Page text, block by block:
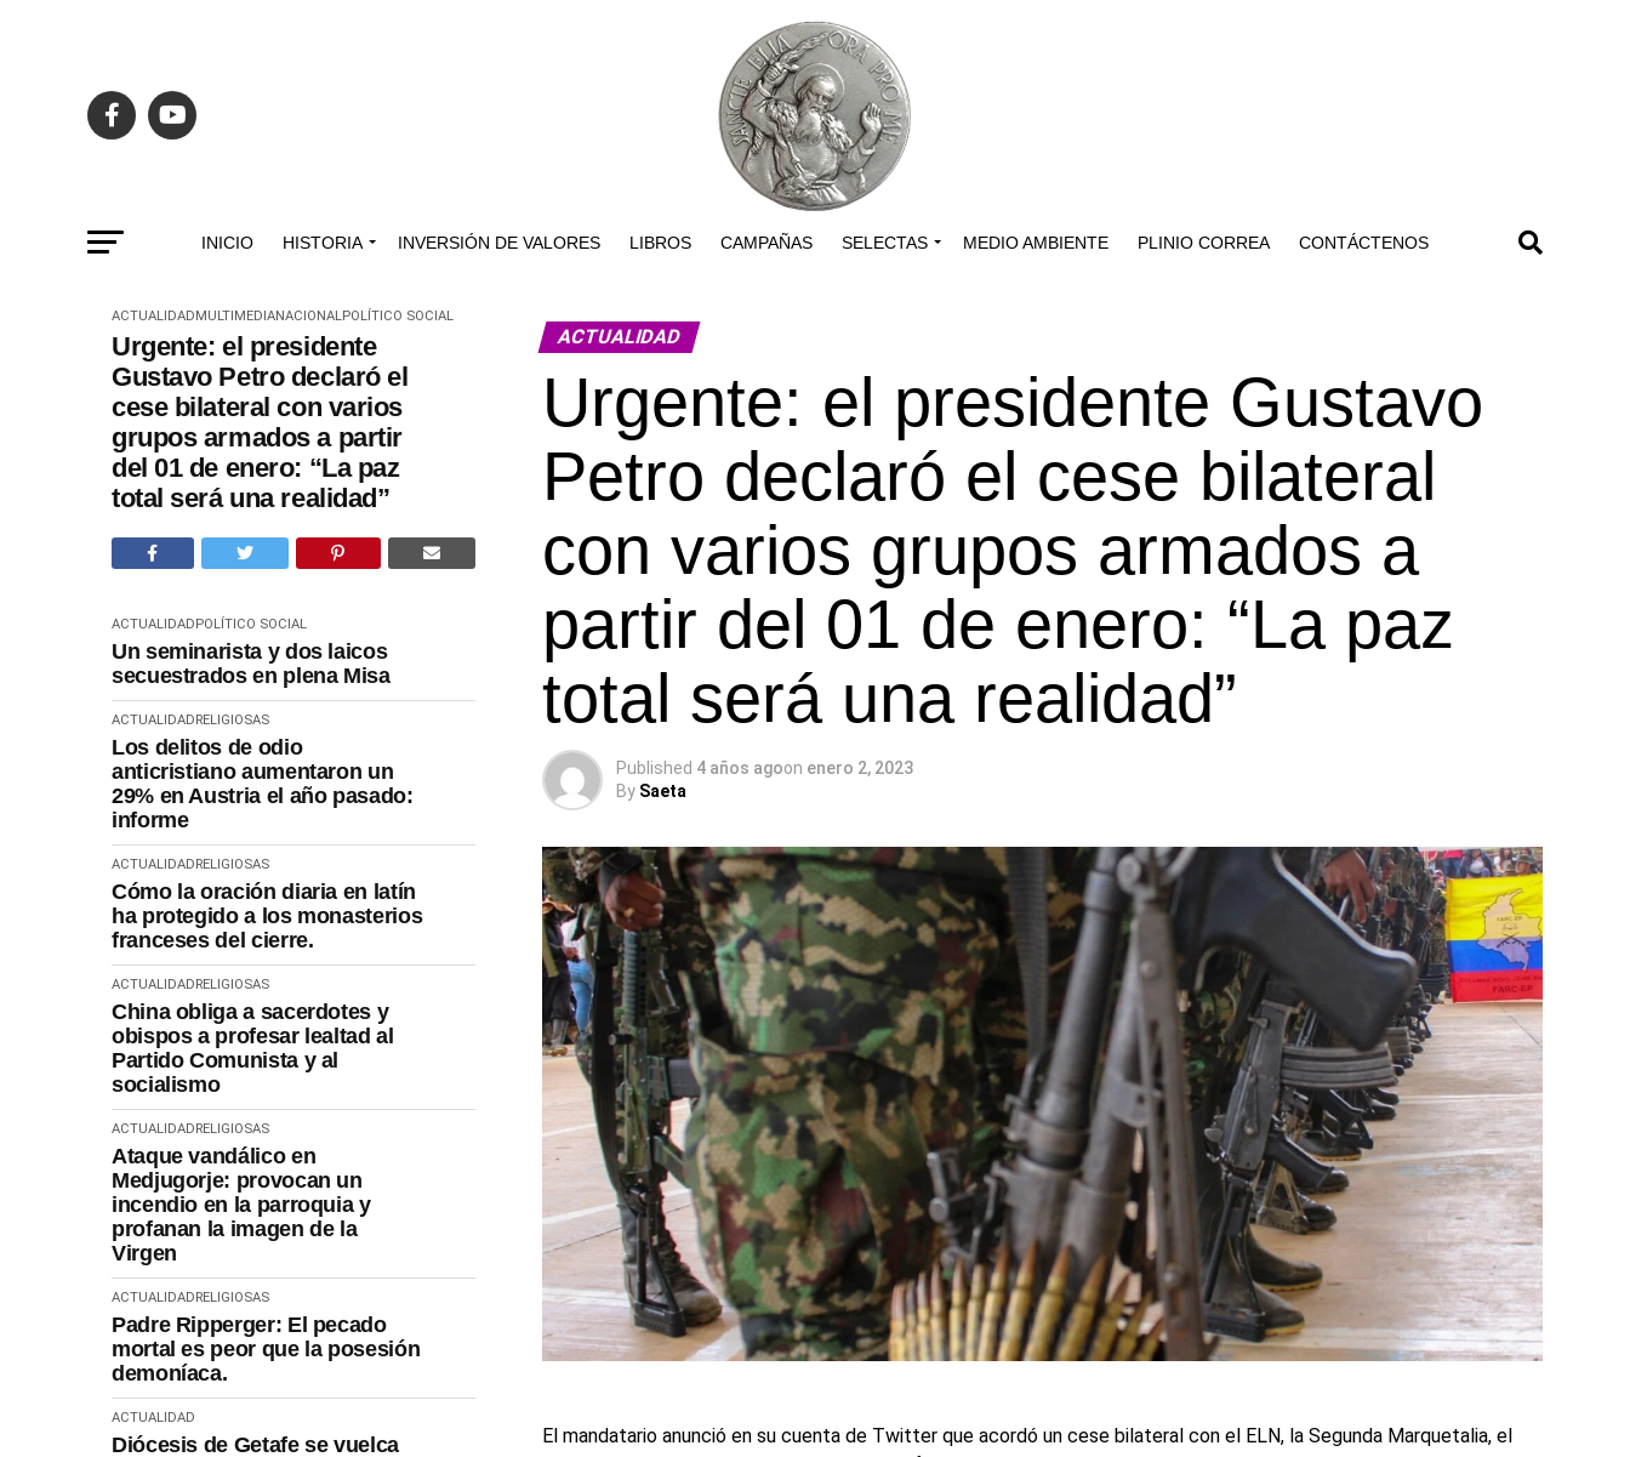
INICIO HISTORIA INVERSIÓN DE VALORES LIBROS CAMPAÑAS SELECTAS MEDIO AMBIENTE PLINIO CORREA CONTÁCTENOS
ACTUALIDADMULTIMEDIANACIONALPOLÍTICO SOCIAL
Urgente: el presidente
Gustavo Petro declaró el
cese bilateral con varios
grupos armados a partir
del 01 de enero: “La paz
total será una realidad”
ACTUALIDADPOLÍTICO SOCIAL
Un seminarista y dos laicos
secuestrados en plena Misa
ACTUALIDADRELIGIOSAS
Los delitos de odio
anticristiano aumentaron un
29% en Austria el año pasado:
informe
ACTUALIDADRELIGIOSAS
Cómo la oración diaria en latín
ha protegido a los monasterios
franceses del cierre.
ACTUALIDADRELIGIOSAS
China obliga a sacerdotes y
obispos a profesar lealtad al
Partido Comunista y al
socialismo
ACTUALIDADRELIGIOSAS
Ataque vandálico en
Medjugorje: provocan un
incendio en la parroquia y
profanan la imagen de la
Virgen
ACTUALIDADRELIGIOSAS
Padre Ripperger: El pecado
mortal es peor que la posesión
demoníaca.
ACTUALIDAD
Diócesis de Getafe se vuelca
ACTUALIDAD
Urgente: el presidente Gustavo
Petro declaró el cese bilateral
con varios grupos armados a
partir del 01 de enero: “La paz
total será una realidad”
Published 4 años agoon enero 2, 2023
By Saeta
El mandatario anunció en su cuenta de Twitter que acordó un cese bilateral con el ELN, la Segunda Marquetalia, el